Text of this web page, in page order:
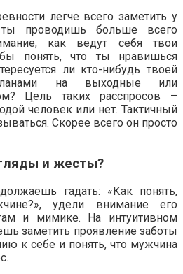
легче всего заметить у
проводишь больше всего
как ведут себя твои
понять, что ты нравишься
ли кто-нибудь твоей
на выходные или
Цель таких расспросов –
человек или нет. Тактичный
Скорее всего он просто
и жесты?
гадать: «Как понять,
удели внимание его
и мимике. На интуитивном
заметить проявление заботы
к себе и понять, что мужчина